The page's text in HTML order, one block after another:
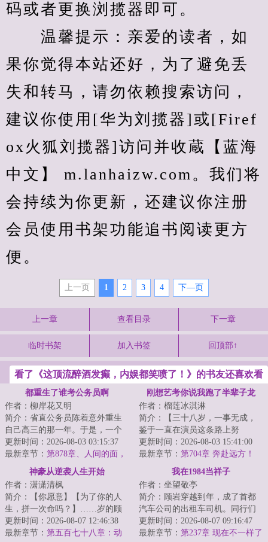
码或者更换浏揽器即可。
温馨提示：亲爱的读者，如
果你觉得本站还好，为了避免丢
失和转马，请勿依赖搜索访问，
建议你使用[华为刘揽器]或[Firef
ox火狐刘揽器]访问并收蔵【蓝海
中文】 m.lanhaizw.com。我们将
会持续为你更新，还建议你注册
会员使用书架功能追书阅读更方
便。
上一页 1 2 3 4 下—页
上一章 查看目录 下一章
临时书架 加入书签 回顶部↑
看了《这顶流醉酒发癫，内娱都笑喷了！》的书友还喜欢看
都重生了谁考公务员啊
作者：柳岸花又明
简介：省直公务员陈着意外重生
自己高三的那一年。于是，一个
木讷腼腆、和女生说话都会脸
红、只知道学习的...
更新时间：2026-08-03 03:15:37
最新章节： 第878章、人间的面，
见一面少一面（下）
刚想艺考你说我跑了半辈子龙
套？
作者：榴莲冰淇淋
简介：【三十八岁，一事无成，
鉴于一直在演员这条路上努
力，‘龙套逆袭成老戏骨系统’开
启！】陈瑾看着提...
更新时间：2026-08-03 15:41:00
最新章节： 第704章 奔赴远方！
（大结局）
神豪从逆袭人生开始
作者：潇潇清枫
简介：【你愿意】【为了你的人
生，拼一次命吗？】……岁的顾
珩，双脚深陷泥泞。当命运荆棘
递向他的那一刻...
更新时间：2026-08-07 12:46:38
最新章节： 第五百七十八章：动
我在1984当祥子
作者：坐望敬亭
简介：顾岩穿越到年，成了首都
汽车公司的出租车司机。同行们
都自嘲他们这行是“现代祥子”。可
人家祥子正...
更新时间：2026-08-07 09:16:47
最新章节： 第237章 现在不一样了